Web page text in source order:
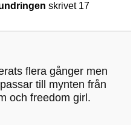
skrivet 17
flera gånger men
till mynten från
och freedom girl.